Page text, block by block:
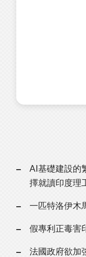
AI基礎建設的
擇就讀印度理
一匹特洛伊木
假專利正毒害
法國政府欲加